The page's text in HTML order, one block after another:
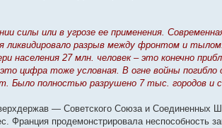
силы или в угрозе ее применения.
ликвидировало разрыв между фронтом и
населения 27 млн. человек – это конечно
цифра тоже условная. В огне войны
Было полностью разрушено 7 тыс. городов и
— Советского Союза и Соединенных
Франция продемонстрировала неспособность